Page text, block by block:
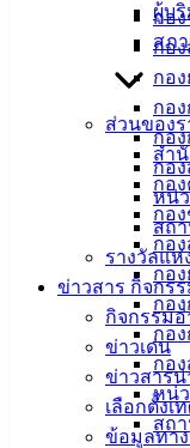
กอ
กอ
กอ
กอ
กอง
กอ
หน่
สถ
รางวัลแ
ข่าวสาร กิจกร
กิจกรรมอ่
ข่าวเด่น
ข่าวสารน่
เลือกตั้งเ
ข้อมูลทา
ผู้บ
สภ
ส่วนของ
สำ
กอ
กอ
กอ
กอ
กอ
กอ
กอ
หน่
สถ